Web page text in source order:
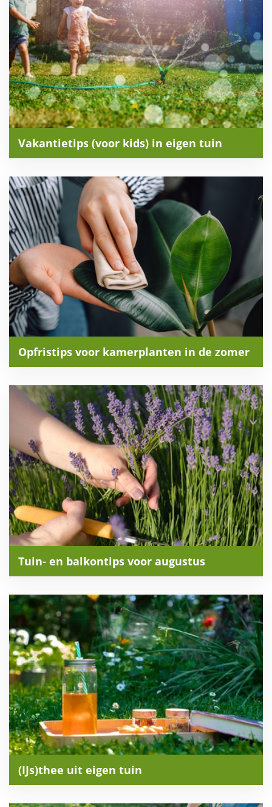
Vakantietips (voor kids) in eigen tuin
Opfristips voor kamerplanten in de zomer
Tuin- en balkontips voor augustus
(IJs)thee uit eigen tuin